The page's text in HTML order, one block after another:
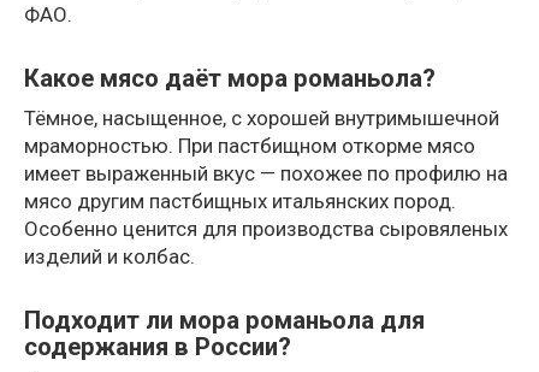
ФАО.
Какое мясо даёт мора романьола?
Тёмное, насыщенное, с хорошей внутримышечной
мраморностью. При пастбищном откорме мясо
имеет выраженный вкус — похожее по профилю на
мясо другим пастбищных итальянских пород.
Особенно ценится для производства сыровяленых
изделий и колбас.
Подходит ли мора романьола для
содержания в России?